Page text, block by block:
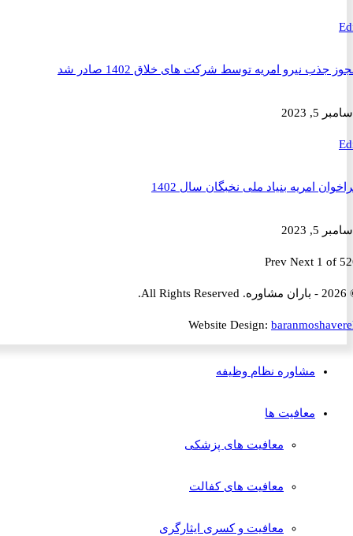
نیرو امریه توسط شرکت های خلاق 1402 صادر شد
امریه بنیاد ملی نخبگان سال 1402
PrevNext 1
Website Design:
مشاوره نظام وظیفه
معافیت ها
معافیت های پزشکی
معافیت های کفالت
معافیت و کسری ایثارگری